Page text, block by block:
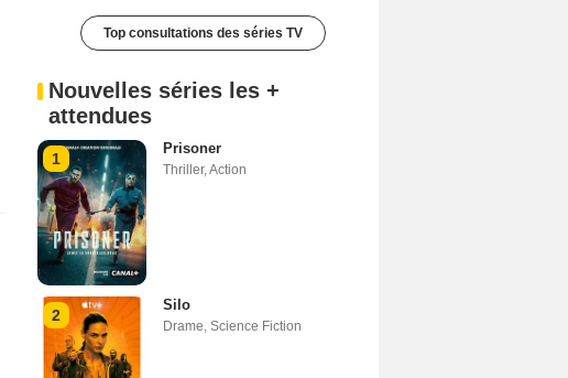
Top consultations des séries TV
Nouvelles séries les +
attendues
1
Prisoner
Thriller,Action
2
Silo
Drame, Science Fiction